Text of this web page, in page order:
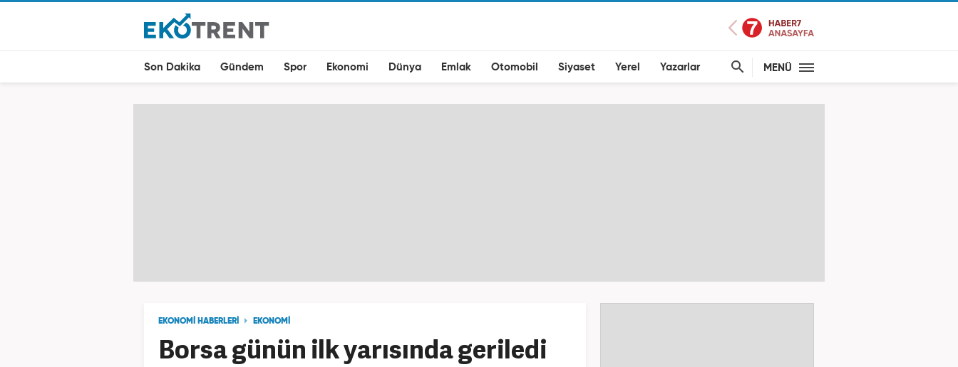
Son Dakika Gündem Spor Ekonomi Dünya Emlak Otomobil Siyaset Yerel Yazarlar MENÜ
EKONOMİ HABERLERİ EKONOMİ
Borsa günün ilk yarısında geriledi